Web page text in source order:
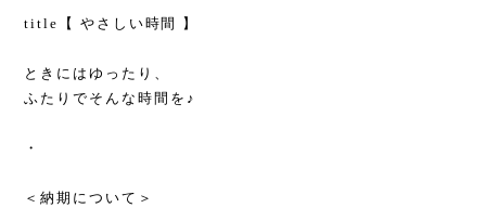
title【 やさしい時間 】
ときにはゆったり、
ふたりでそんな時間を♪
・
＜納期について＞